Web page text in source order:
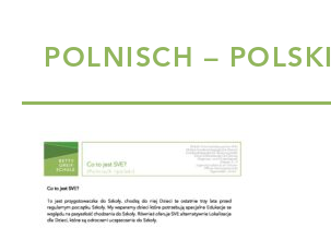
POLNISCH – POLSKI